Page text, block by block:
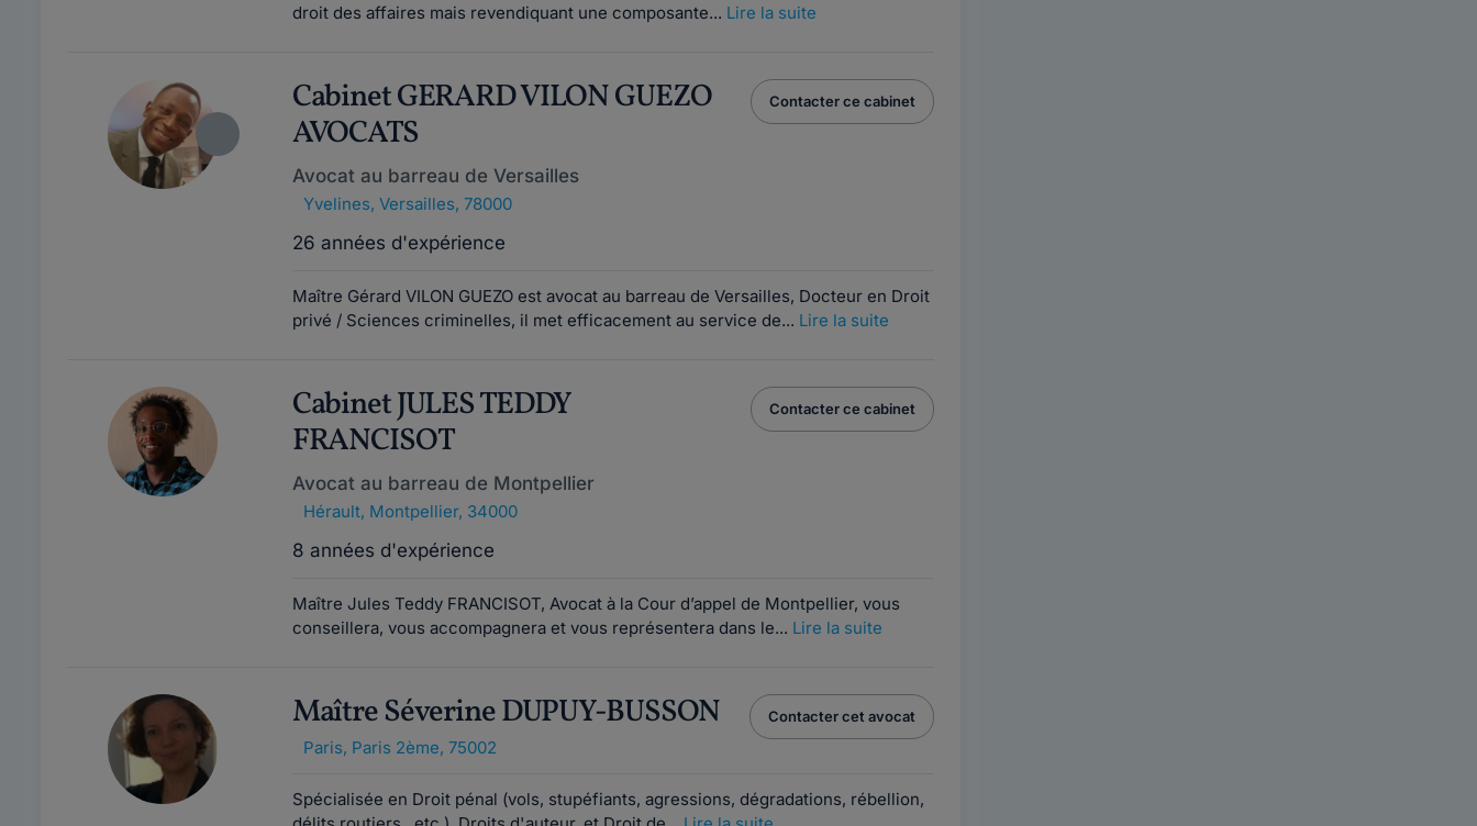
droit des affaires mais revendiquant une composante... Lire la suite
Cabinet GERARD VILON GUEZO
AVOCATS
Avocat au barreau de Versailles
Yvelines, Versailles, 78000
26 années d'expérience
Contacter ce cabinet
Maître Gérard VILON GUEZO est avocat au barreau de Versailles, Docteur en Droit
privé / Sciences criminelles, il met efficacement au service de... Lire la suite
Cabinet JULES TEDDY
FRANCISOT
Avocat au barreau de Montpellier
Hérault, Montpellier, 34000
8 années d'expérience
Contacter ce cabinet
Maître Jules Teddy FRANCISOT, Avocat à la Cour d’appel de Montpellier, vous
conseillera, vous accompagnera et vous représentera dans le... Lire la suite
Maître Séverine DUPUY-BUSSON
Paris, Paris 2ème, 75002
Contacter cet avocat
Spécialisée en Droit pénal (vols, stupéfiants, agressions, dégradations, rébellion,